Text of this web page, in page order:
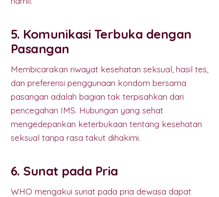
5. Komunikasi Terbuka dengan
Pasangan
Membicarakan riwayat kesehatan seksual, hasil tes,
dan preferensi penggunaan kondom bersama
pasangan adalah bagian tak terpisahkan dari
pencegahan IMS. Hubungan yang sehat
mengedepankan keterbukaan tentang kesehatan
seksual tanpa rasa takut dihakimi.
6. Sunat pada Pria
WHO mengakui sunat pada pria dewasa dapat